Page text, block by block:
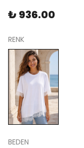
₺ 936.00
RENK
BEDEN